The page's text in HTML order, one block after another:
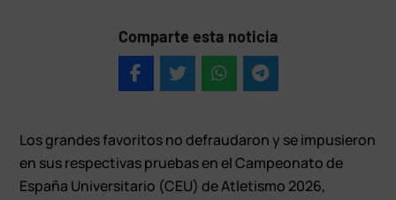
Comparte esta noticia
Los grandes favoritos no defraudaron y se impusieron
en sus respectivas pruebas en el Campeonato de
España Universitario (CEU) de Atletismo 2026,